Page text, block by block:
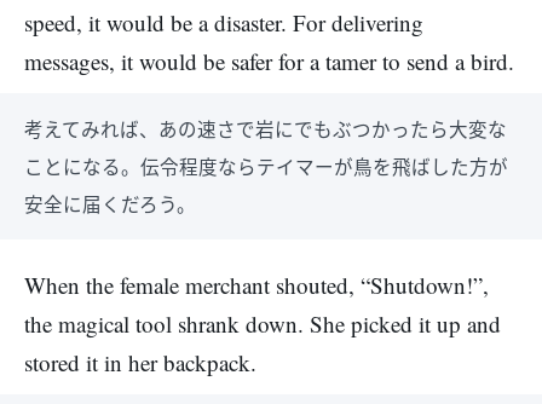
speed, it would be a disaster. For delivering
messages, it would be safer for a tamer to send a bird.
考えてみれば、あの速さで岩にでもぶつかったら大変な
ことになる。伝令程度ならテイマーが鳥を飛ばした方が
安全に届くだろう。
When the female merchant shouted, “Shutdown!”,
the magical tool shrank down. She picked it up and
stored it in her backpack.